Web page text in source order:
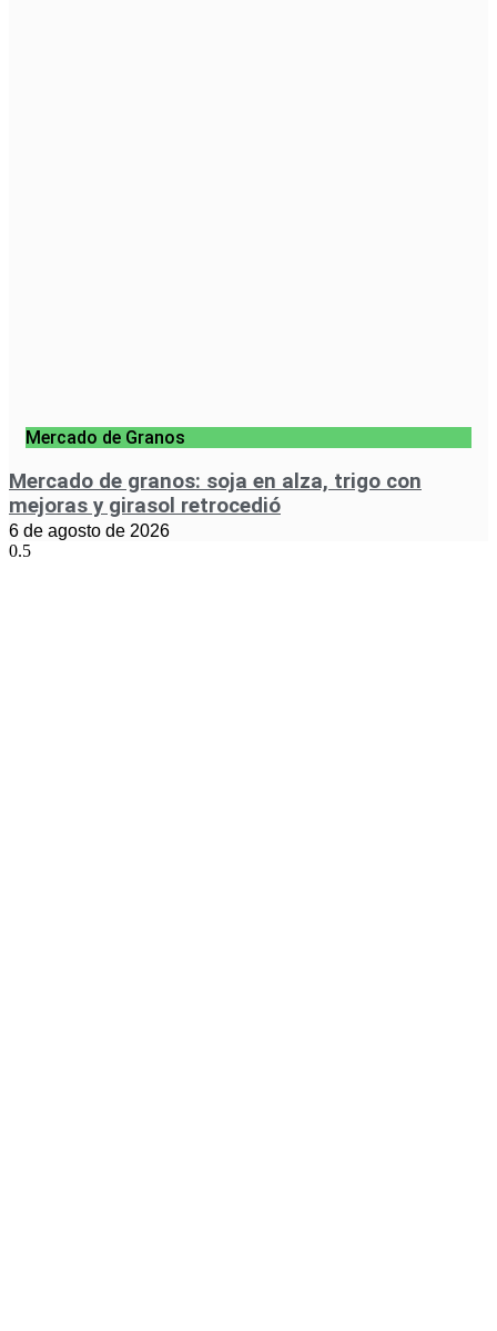
Mercado de Granos
Mercado de granos: soja en alza, trigo con
mejoras y girasol retrocedió
6 de agosto de 2026